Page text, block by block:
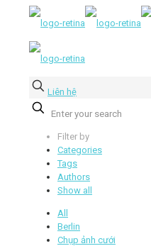
Liên hệ
Filter by
Categories
Tags
Authors
Show all
All
Berlin
Chụp ảnh cưới